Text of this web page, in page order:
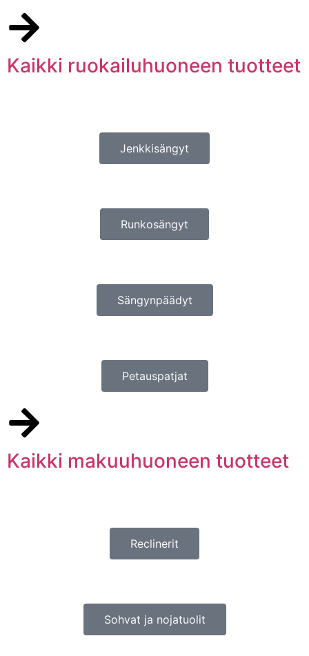
Kaikki ruokailuhuoneen tuotteet
Jenkkisängyt
Runkosängyt
Sängynpäädyt
Petauspatjat
Kaikki makuuhuoneen tuotteet
Reclinerit
Sohvat ja nojatuolit